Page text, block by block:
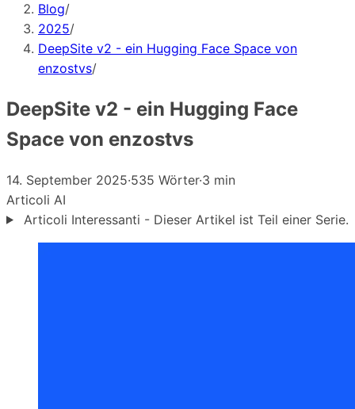
Blog/
2025/
DeepSite v2 - ein Hugging Face Space von
enzostvs/
DeepSite v2 - ein Hugging Face
Space von enzostvs
14. September 2025·535 Wörter·3 min
Articoli AI
Articoli Interessanti - Dieser Artikel ist Teil einer Serie.